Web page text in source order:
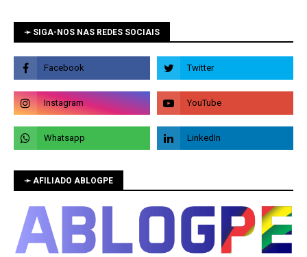
➛ SIGA-NOS NAS REDES SOCIAIS
➛ AFILIADO ABLOGPE